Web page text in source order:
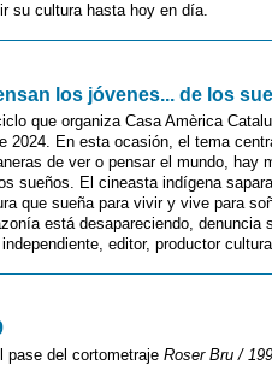
su cultura hasta hoy en día.
los jóvenes... de los
que organiza Casa Amèrica
2024. En esta ocasión, el tema
de ver o pensar el mundo, hay
sueños. El cineasta indígena
que sueña para vivir y vive para
está desapareciendo, denuncia
editor, productor
pase del cortometraje Roser Bru /